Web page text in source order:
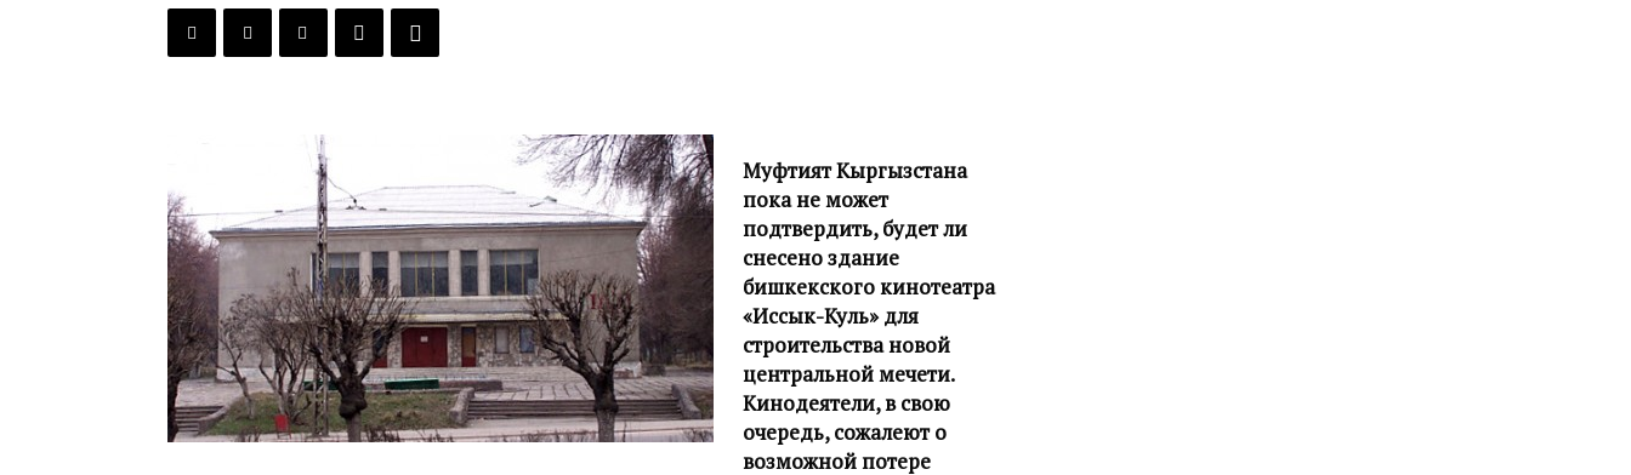
Кыргызстана
Муфтият Кыргызстана
пока не может
подтвердить, будет ли
снесено здание
бишкекского кинотеатра
«Иссык-Куль» для
строительства новой
центральной мечети.
Кинодеятели, в свою
очередь, сожалеют о
возможной потере